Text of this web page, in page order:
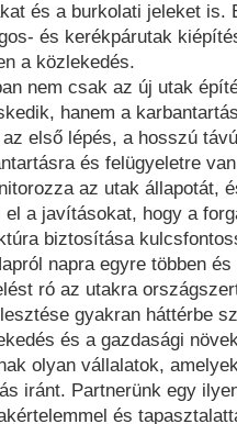
és a burkolati jeleket is.
és kerékpárutak
a közlekedés.
nem csak az új utak
hanem a
első lépés, a hosszú
és felügyeletre
az utak állapotát,
el a javításokat, hogy a
biztosítása
napra egyre többen
ró az utakra
gyakran háttérbe
és a gazdasági
olyan vállalatok,
iránt. Partnerünk egy
és